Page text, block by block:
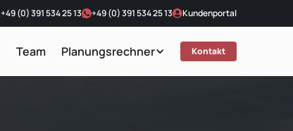
+49 (0) 391 534 25 13 +49 (0) 391 534 25 13 Kundenportal
Team Planungsrechner Kontakt